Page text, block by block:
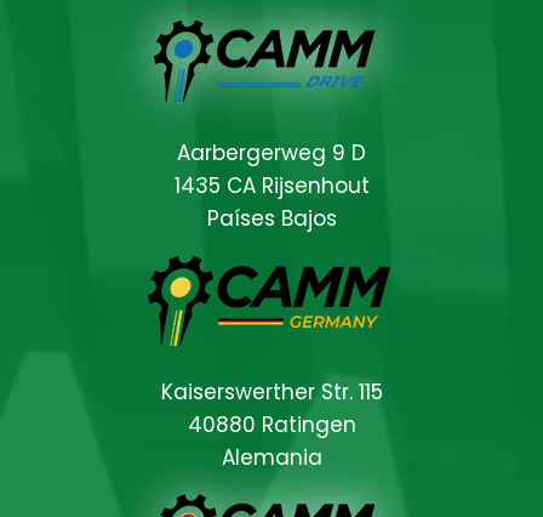
Aarbergerweg 9 D
1435 CA Rijsenhout
Países Bajos
Kaiserswerther Str. 115
40880 Ratingen
Alemania